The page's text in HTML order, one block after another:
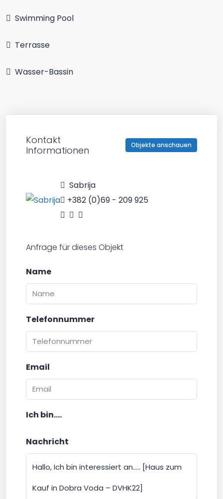
Swimming Pool
Terrasse
Wasser-Bassin
Kontakt
Informationen
Objekte anschauen
Sabrija
+382 (0)69 - 209 925
Anfrage für dieses Objekt
Name
Telefonnummer
Email
Ich bin....
Nachricht